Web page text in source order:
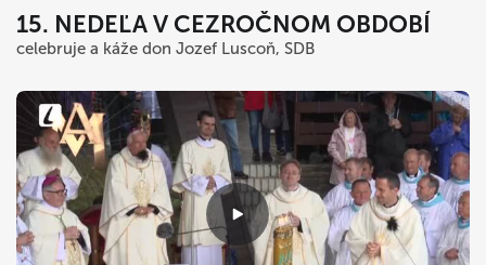
15. NEDEĽA V CEZROČNOM OBDOBÍ
celebruje a káže don Jozef Luscoň, SDB